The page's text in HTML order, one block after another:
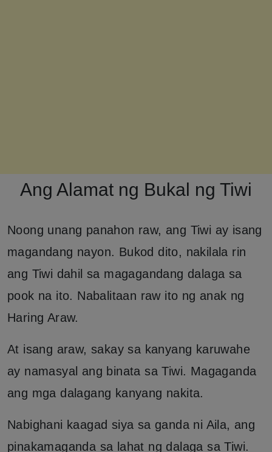
Ang Alamat ng Bukal ng Tiwi
Noong unang panahon raw, ang Tiwi ay isang
magandang nayon. Bukod dito, nakilala rin
ang Tiwi dahil sa magagandang dalaga sa
pook na ito. Nabalitaan raw ito ng anak ng
Haring Araw.
At isang araw, sakay sa kanyang karuwahe
ay namasyal ang binata sa Tiwi. Magaganda
ang mga dalagang kanyang nakita.
Nabighani kaagad siya sa ganda ni Aila, ang
pinakamaganda sa lahat ng dalaga sa Tiwi.